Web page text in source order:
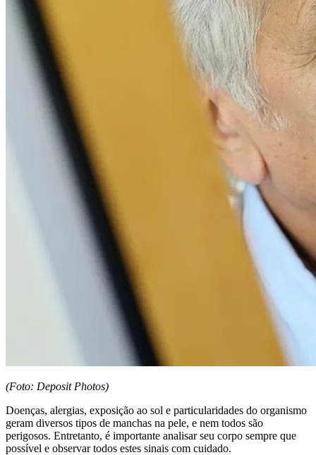
(Foto: Deposit Photos)
Doenças, alergias, exposição ao sol e particularidades do organismo
geram diversos tipos de manchas na pele, e nem todos são
perigosos. Entretanto, é importante analisar seu corpo sempre que
possível e observar todos estes sinais com cuidado.